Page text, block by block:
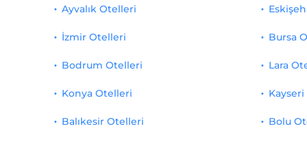
Ayvalık Otelleri
İzmir Otelleri Bursa
Bodrum Otelleri
Konya Otelleri
Balıkesir Otelleri
Lara
Bolu